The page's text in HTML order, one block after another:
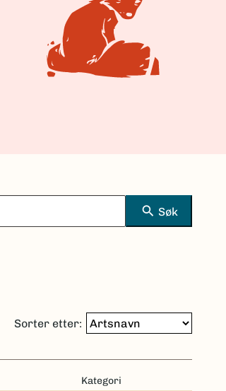
search Søk
Sorter etter:
Kategori